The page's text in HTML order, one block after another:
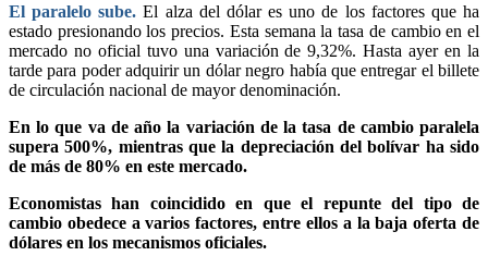
El paralelo sube. El alza del dólar es uno de los factores que ha
estado presionando los precios. Esta semana la tasa de cambio en el
mercado no oficial tuvo una variación de 9,32%. Hasta ayer en la
tarde para poder adquirir un dólar negro había que entregar el billete
de circulación nacional de mayor denominación.
En lo que va de año la variación de la tasa de cambio paralela
supera 500%, mientras que la depreciación del bolívar ha sido
de más de 80% en este mercado.
Economistas han coincidido en que el repunte del tipo de
cambio obedece a varios factores, entre ellos a la baja oferta de
dólares en los mecanismos oficiales.